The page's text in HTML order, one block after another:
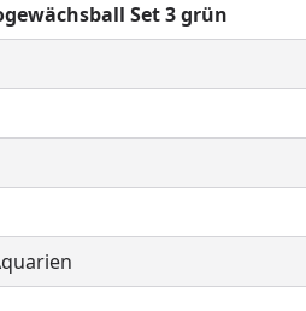
Set 3 grün